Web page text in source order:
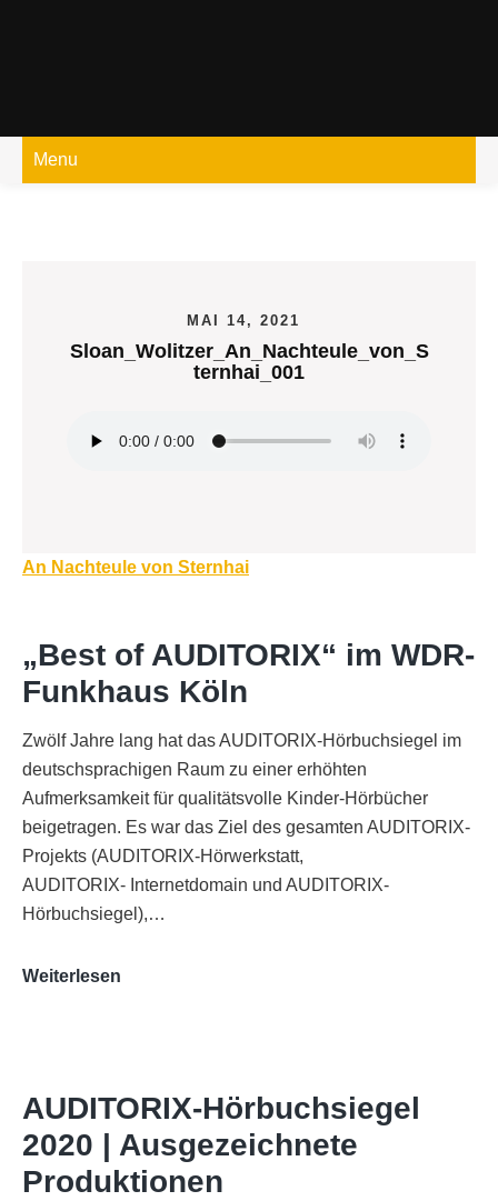
Menu
MAI 14, 2021
Sloan_Wolitzer_An_Nachteule_von_S
ternhai_001
Beitragsnavigation
An Nachteule von Sternhai
„Best of AUDITORIX“ im WDR-
Funkhaus Köln
Zwölf Jahre lang hat das AUDITORIX-Hörbuchsiegel im
deutschsprachigen Raum zu einer erhöhten
Aufmerksamkeit für qualitätsvolle Kinder-Hörbücher
beigetragen. Es war das Ziel des gesamten AUDITORIX-
Projekts (AUDITORIX-Hörwerkstatt,
AUDITORIX- Internetdomain und AUDITORIX-
Hörbuchsiegel),…
Weiterlesen
Funkhaus
Köln
AUDITORIX-Hörbuchsiegel
2020 | Ausgezeichnete
Produktionen